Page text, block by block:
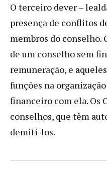
O terceiro dever –
presença de conflitos
membros do conselho.
de um conselho sem
remuneração, e
funções na
financeiro com ela. Os
conselhos, que têm
demiti-los.